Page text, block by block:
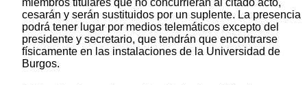
cesarán y serán sustituidos por un suplente. La presencia
podrá tener lugar por medios telemáticos excepto del
presidente y secretario, que tendrán que encontrarse
físicamente en las instalaciones de la Universidad de
Burgos.